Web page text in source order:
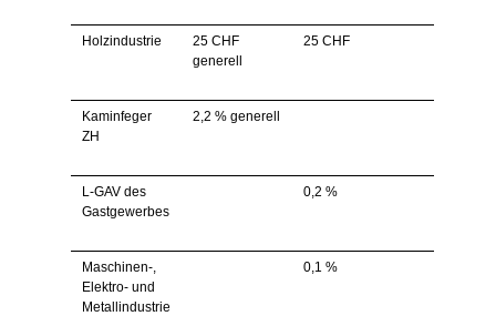
Holzindustrie
25 CHF
generell
25 CHF
Kaminfeger
ZH
2,2 % generell
L-GAV des
Gastgewerbes
0,2 %
Maschinen-,
Elektro- und
Metallindustrie
0,1 %